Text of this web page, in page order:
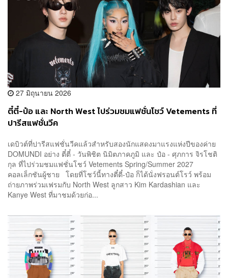
27 มิถุนายน 2026
ตี๋ตี๋-ป๋อ และ North West ไปร่วมชมแฟชั่นโชว์ Vetements ที่
ปารีสแฟชั่นวีค
เดบิวต์ที่ปารีสแฟชั่นวีคแล้วสำหรับสองนักแสดงมาแรงแห่งปีของค่าย
DOMUNDI อย่าง ตี๋ตี๋ - วันพิชิต นิมิตภาคภูมิ และ ป๋อ - ศุภการ จิรโชติ
กุล ที่ไปร่วมชมแฟชั่นโชว์ Vetements Spring/Summer 2027
คอลเล็กชันผู้ชาย โดยที่โชว์นี้ทางตี๋ตี๋-ป๋อ ก็ได้นั่งฟรอนต์โรว์ พร้อม
ถ่ายภาพร่วมเฟรมกับ North West ลูกสาว Kim Kardashian และ
Kanye West ที่มาชมด้วยก่อ...